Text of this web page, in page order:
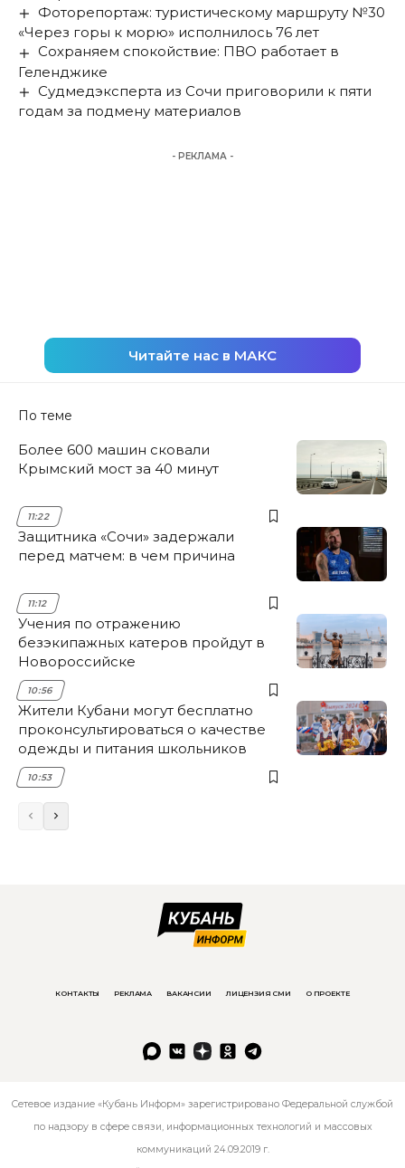
Фоторепортаж: туристическому маршруту №30
«Через горы к морю» исполнилось 76 лет
Сохраняем спокойствие: ПВО работает в
Геленджике
Судмедэксперта из Сочи приговорили к пяти
годам за подмену материалов
- РЕКЛАМА -
Читайте нас в МАКС
По теме
Более 600 машин сковали
Крымский мост за 40 минут
11:22
Защитника «Сочи» задержали
перед матчем: в чем причина
11:12
Учения по отражению
безэкипажных катеров пройдут в
Новороссийске
10:56
Жители Кубани могут бесплатно
проконсультироваться о качестве
одежды и питания школьников
10:53
КОНТАКТЫ РЕКЛАМА ВАКАНСИИ ЛИЦЕНЗИЯ СМИ О ПРОЕКТЕ
Сетевое издание «Кубань Информ» зарегистрировано Федеральной службой
по надзору в сфере связи, информационных технологий и массовых
коммуникаций 24.09.2019 г.